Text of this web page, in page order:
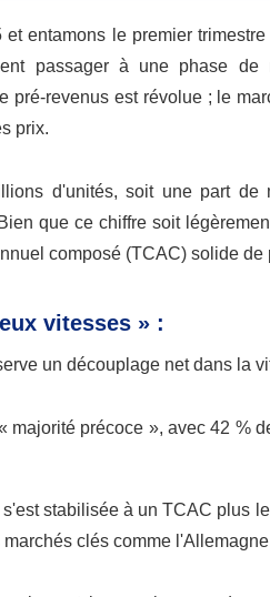
entamons le premier
passager à une phase de
pré-revenus est révolue ; le
prix.
d'unités, soit une part
que ce chiffre soit
composé (TCAC) solide
vitesses » :
un découplage net dans la
majorité précoce », avec 42 %
stabilisée à un TCAC plus
clés comme